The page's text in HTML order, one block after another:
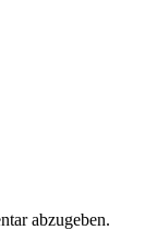
abzugeben.